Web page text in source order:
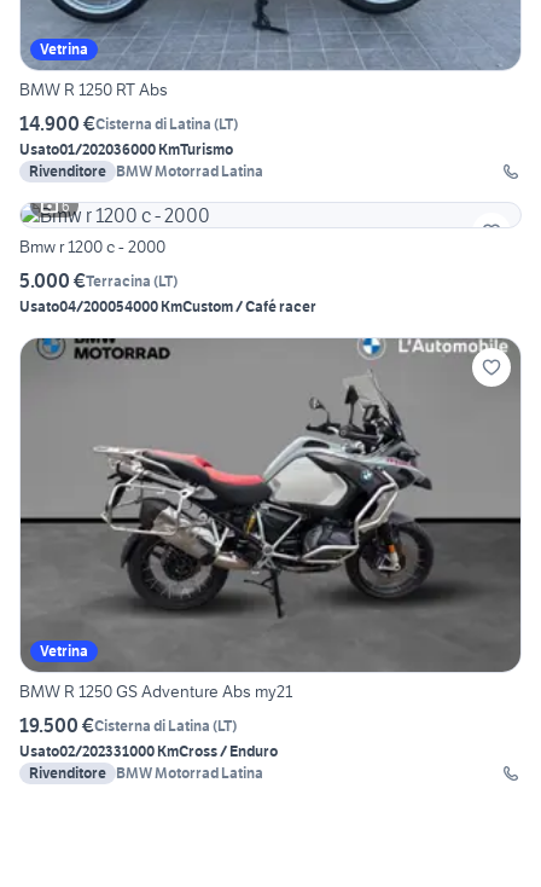
Vetrina
BMW R 1250 RT Abs
14.900 €Cisterna di Latina (LT)
Usato01/202036000 KmTurismo
Rivenditore BMW Motorrad Latina
6
Bmw r 1200 c - 2000
5.000 €Terracina (LT)
Usato04/200054000 KmCustom / Café racer
Vetrina
BMW R 1250 GS Adventure Abs my21
19.500 €Cisterna di Latina (LT)
Usato02/202331000 KmCross / Enduro
Rivenditore BMW Motorrad Latina